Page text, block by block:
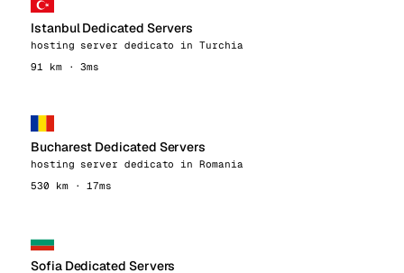
Istanbul Dedicated Servers
hosting server dedicato in Turchia
91 km · 3ms
Bucharest Dedicated Servers
hosting server dedicato in Romania
530 km · 17ms
Sofia Dedicated Servers